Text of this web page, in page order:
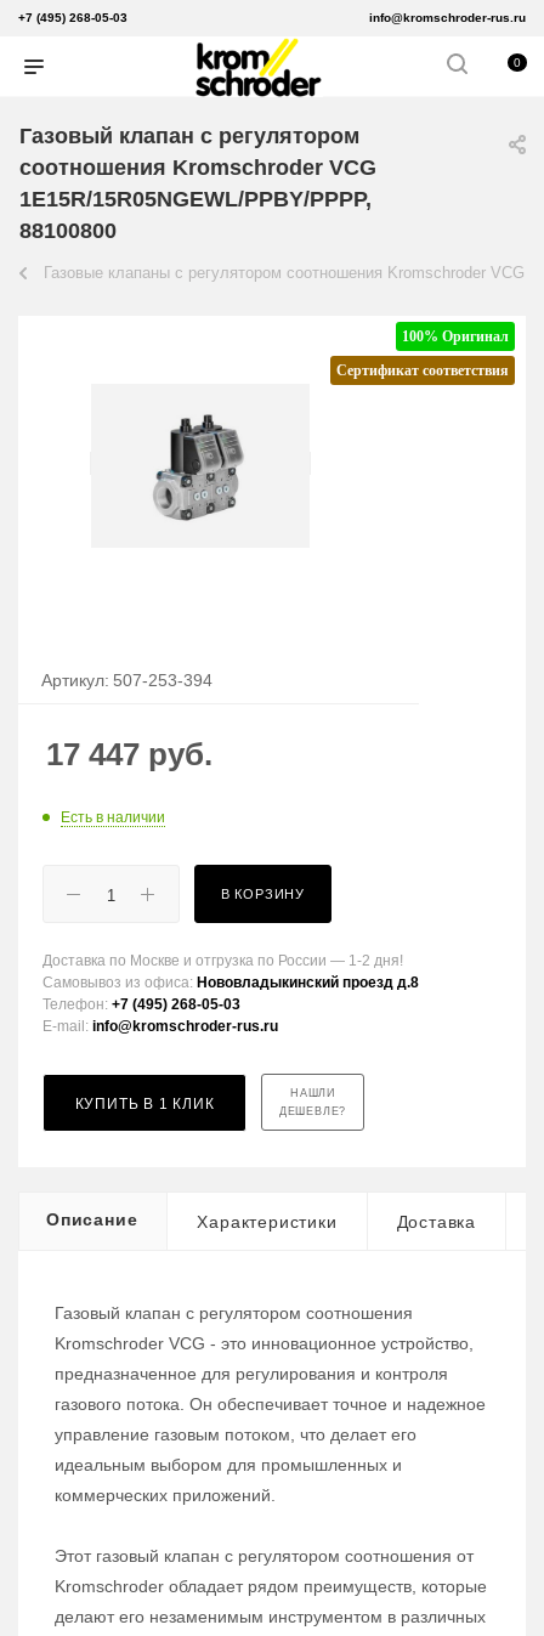
+7 (495) 268-05-03 info@kromschroder-rus.ru
0
Газовый клапан с регулятором
соотношения Kromschroder VCG
1E15R/15R05NGEWL/PPBY/PPPP,
88100800
Газовые клапаны с регулятором соотношения Kromschroder VCG
100% Оригинал
Сертификат соответствия
Артикул: 507-253-394
17 447 руб.
Есть в наличии
В КОРЗИНУ
Доставка по Москве и отгрузка по России — 1-2 дня!
Самовывоз из офиса: Нововладыкинский проезд д.8
Телефон: +7 (495) 268-05-03
E-mail: info@kromschroder-rus.ru
КУПИТЬ В 1 КЛИК
НАШЛИ
ДЕШЕВЛЕ?
Описание Характеристики Доставка
Газовый клапан с регулятором соотношения
Kromschroder VCG - это инновационное устройство,
предназначенное для регулирования и контроля
газового потока. Он обеспечивает точное и надежное
управление газовым потоком, что делает его
идеальным выбором для промышленных и
коммерческих приложений.
Этот газовый клапан с регулятором соотношения от
Kromschroder обладает рядом преимуществ, которые
делают его незаменимым инструментом в различных